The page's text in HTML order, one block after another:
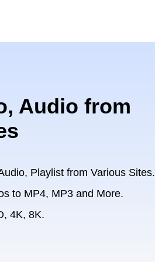
Audio from
Playlist from Various Sites.
to MP4, MP3 and More.
4K, 8K.